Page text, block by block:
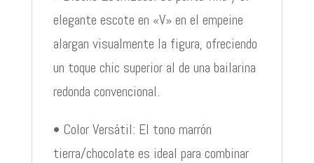
elegante escote en «V» en el empeine
alargan visualmente la figura, ofreciendo
un toque chic superior al de una bailarina
redonda convencional.
• Color Versátil: El tono marrón
tierra/chocolate es ideal para combinar